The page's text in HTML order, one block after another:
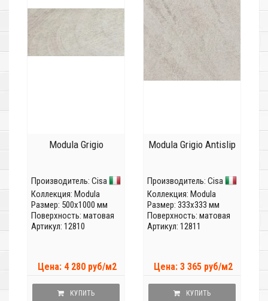
Modula Grigio
Производитель: Cisa
Коллекция: Modula
Размер: 500x1000 мм
Поверхность: матовая
Артикул: 12810
Цена: 4 280 руб/м2
КУПИТЬ
Modula Grigio Antislip
Производитель: Cisa
Коллекция: Modula
Размер: 333x333 мм
Поверхность: матовая
Артикул: 12811
Цена: 3 365 руб/м2
КУПИТЬ